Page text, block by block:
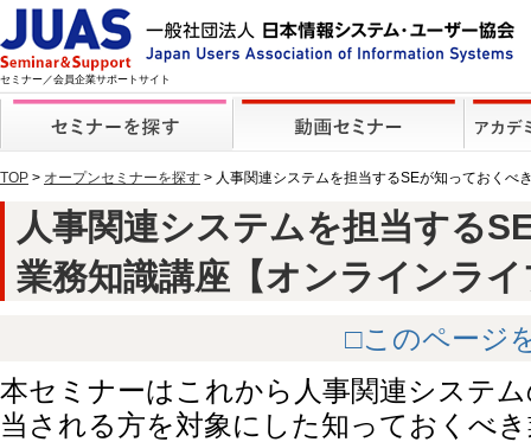
セミナー／会員企業サポートサイト
TOP > オープンセミナーを探す > 人事関連システムを担当するSEが知っておくべ
人事関連システムを担当する
業務知識講座【オンラインラ
□このページ
本セミナーはこれから人事関連システ
当される方を対象にした知っておくべ